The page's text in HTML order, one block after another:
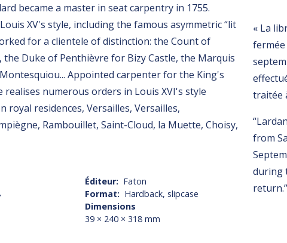
became a master in seat carpentry in 1755.
XV's style, including the famous asymmetric “lit
for a clientele of distinction: the Count of
the Duke of Penthièvre for Bizy Castle, the Marquis
Appointed carpenter for the King's
realises numerous orders in Louis XVI's style
royal residences, Versailles, Versailles,
Rambouillet, Saint-Cloud, la Muette, Choisy,
Éditeur
Faton
Format
Hardback, slipcase
Dimensions
39 × 240 × 318 mm
« La
traitée
from
during
return.”